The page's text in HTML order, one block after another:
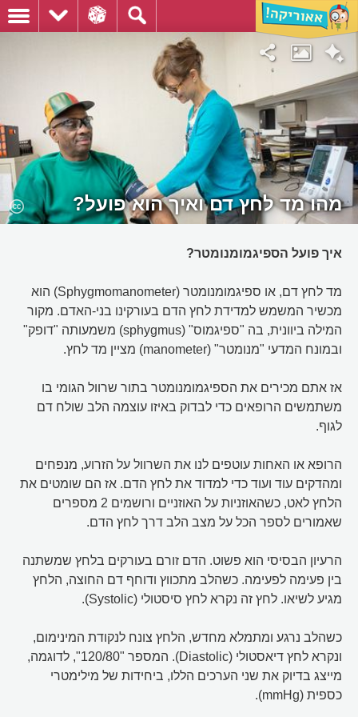
מהו מד לחץ דם ואיך הוא פועל?
איך פועל הספיגמומנומטר?
מד לחץ דם, או ספיגמומנומטר (Sphygmomanometer) הוא
מכשיר המשמש למדידת לחץ הדם בעורקינו בני-האדם. מקור
המילה ביוונית, בה "ספיגמוס" (sphygmus) משמעותה "דופק"
ובמונח המדעי "מנומטר" (manometer) מציין מד לחץ.
אז אתם מכירים את הספיגמומנומטר בתור שרוול הגומי בו
משתמשים הרופאים כדי לבדוק באיזו עוצמה הלב שולח דם
לגוף.
הרופא או האחות עוטפים לנו את השרוול על הזרוע, מנפחים
ומהדקים עוד ועוד כדי למדוד את לחץ הדם. אז הם שומטים את
הלחץ לאט, כשהאוזניות על האוזניים ורושמים 2 מספרים
שאמורים לספר הכל על מצב הלב דרך לחץ הדם.
הרעיון הבסיסי הוא פשוט. הדם זורם בעורקים בלחץ שמשתנה
בין פעימה לפעימה. כשהלב מתכווץ ודוחף דם החוצה, הלחץ
מגיע לשיאו. לחץ זה נקרא לחץ סיסטולי (Systolic).
כשהלב נרגע ומתמלא מחדש, הלחץ צונח לנקודת המינימום,
ונקרא לחץ דיאסטולי (Diastolic). המספר "120/80", לדוגמה,
מייצג בדיוק את שני הערכים הללו, ביחידות של מילימטרי
כספית (mmHg).